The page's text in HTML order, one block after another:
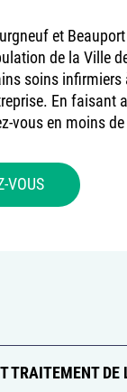
et
de la Ville
soins infirmiers
En faisant
vous en moins
VOUS
TRAITEMENT